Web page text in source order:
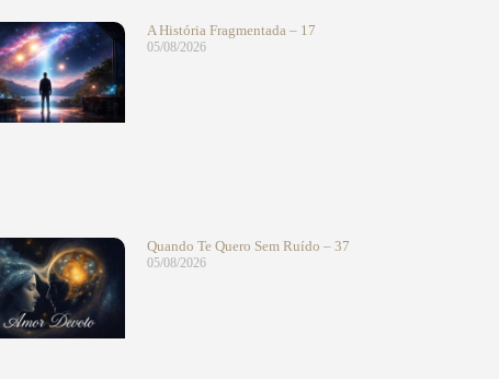
A História Fragmentada – 17
05/08/2026
Quando Te Quero Sem Ruído – 37
05/08/2026